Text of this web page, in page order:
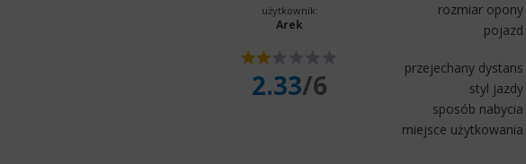
użytkownik:
Arek
2.33/6
rozmiar opony
pojazd
przejechany dystans
styl jazdy
sposób nabycia
miejsce użytkowania